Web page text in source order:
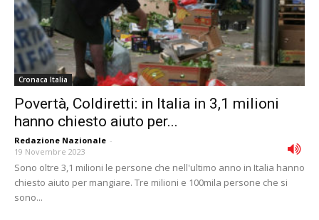
Cronaca Italia
Povertà, Coldiretti: in Italia in 3,1 milioni
hanno chiesto aiuto per...
Redazione Nazionale -
19 Novembre 2023
Sono oltre 3,1 milioni le persone che nell'ultimo anno in Italia hanno
chiesto aiuto per mangiare. Tre milioni e 100mila persone che si
sono...